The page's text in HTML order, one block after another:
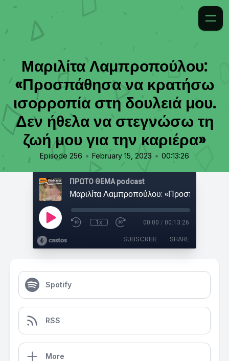
Μαριλίτα Λαμπροπούλου:
«Προσπάθησα να κρατήσω
ισορροπία στη δουλειά μου.
Δεν ήθελα να στεγνώσω τη
ζωή μου για την καριέρα»
Episode 256 • February 15, 2023 • 00:13:26
ΠΡΩΤΟ ΘΕΜΑ podcast
1x 00:00 / 00:13:26
SUBSCRIBE SHARE
Spotify
RSS
More